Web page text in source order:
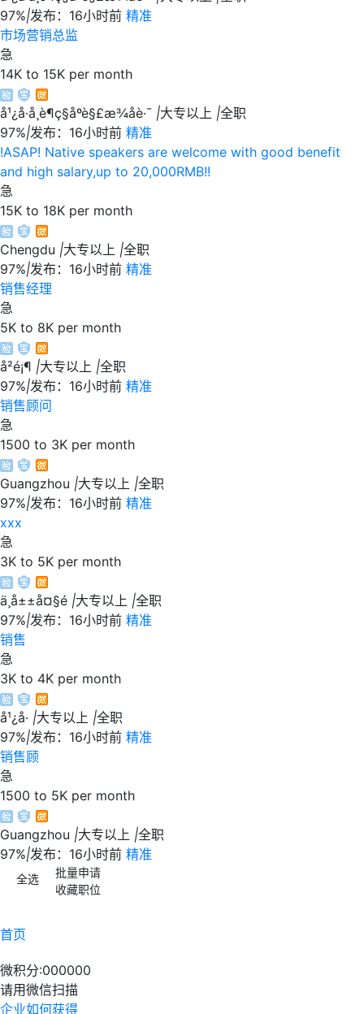
97%|发布：16小时前 精准
市场营销总监
急
14K to 15K per month
å¹¿å·å¸è¶ç§åºè§£æ¾åè·¯ |大专以上 |全职
97%|发布：16小时前 精准
!ASAP! Native speakers are welcome with good benefit
and high salary,up to 20,000RMB!!
急
15K to 18K per month
Chengdu |大专以上 |全职
97%|发布：16小时前 精准
销售经理
急
5K to 8K per month
å²é¡¶ |大专以上 |全职
97%|发布：16小时前 精准
销售顾问
急
1500 to 3K per month
Guangzhou |大专以上 |全职
97%|发布：16小时前 精准
xxx
急
3K to 5K per month
ä¸­å±±å¤§é |大专以上 |全职
97%|发布：16小时前 精准
销售
急
3K to 4K per month
å¹¿å· |大专以上 |全职
97%|发布：16小时前 精准
销售顾
急
1500 to 5K per month
Guangzhou |大专以上 |全职
97%|发布：16小时前 精准
全选
批量申请
收藏职位
首页
微积分:000000
请用微信扫描
企业如何获得